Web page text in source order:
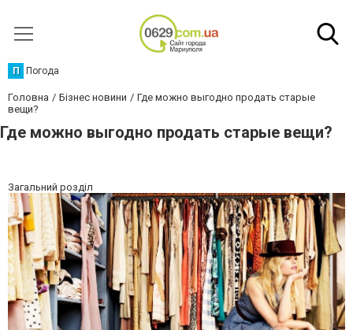
П Погода
Головна Бізнес новини
Где можно выгодно продать старые
вещи?
Где можно выгодно продать старые вещи?
Загальний розділ